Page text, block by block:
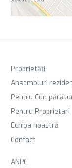
Proprietăți
Ansambluri
Pentru
Pentru Proprietari
Echipa noastră
Contact
ANPC